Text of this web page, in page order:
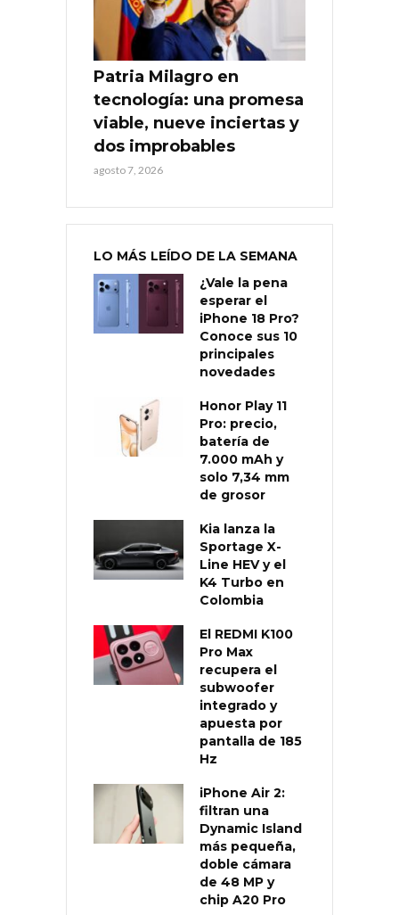
Patria Milagro en
tecnología: una promesa
viable, nueve inciertas y
dos improbables
agosto 7, 2026
LO MÁS LEÍDO DE LA SEMANA
¿Vale la pena
esperar el
iPhone 18 Pro?
Conoce sus 10
principales
novedades
Honor Play 11
Pro: precio,
batería de
7.000 mAh y
solo 7,34 mm
de grosor
Kia lanza la
Sportage X-
Line HEV y el
K4 Turbo en
Colombia
El REDMI K100
Pro Max
recupera el
subwoofer
integrado y
apuesta por
pantalla de 185
Hz
iPhone Air 2:
filtran una
Dynamic Island
más pequeña,
doble cámara
de 48 MP y
chip A20 Pro